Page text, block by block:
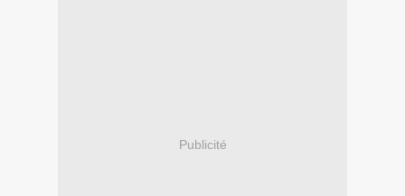
Publicité